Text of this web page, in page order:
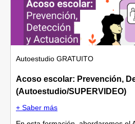
Autoestudio GRATUITO
Acoso escolar: Prevención,
(Autoestudio/SUPERVIDEO)
+ Saber más